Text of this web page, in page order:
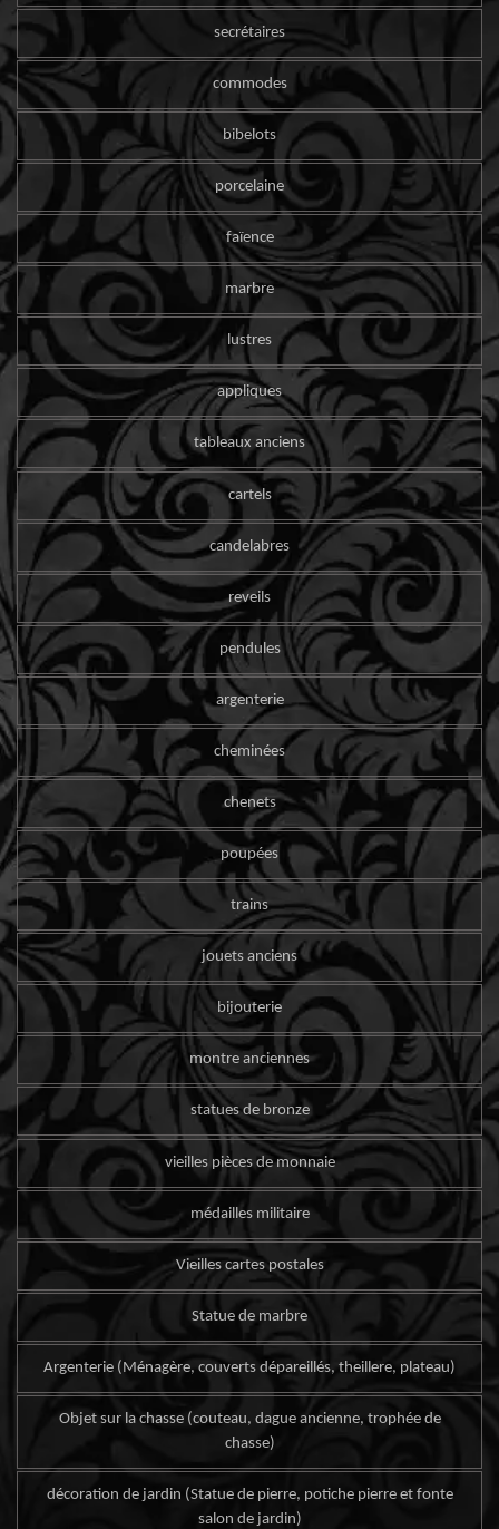
secrétaires
commodes
bibelots
porcelaine
faïence
marbre
lustres
appliques
tableaux anciens
cartels
candelabres
reveils
pendules
argenterie
cheminées
chenets
poupées
trains
jouets anciens
bijouterie
montre anciennes
statues de bronze
vieilles pièces de monnaie
médailles militaire
Vieilles cartes postales
Statue de marbre
Argenterie (Ménagère, couverts dépareillés, theillere, plateau)
Objet sur la chasse (couteau, dague ancienne, trophée de
chasse)
décoration de jardin (Statue de pierre, potiche pierre et fonte
salon de jardin)